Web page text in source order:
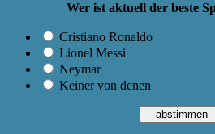
Wer ist aktuell der beste
Cristiano Ronaldo
Lionel Messi
Neymar
Keiner von denen